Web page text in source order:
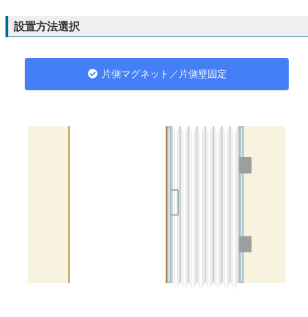
設置方法選択
片側マグネット／片側壁固定